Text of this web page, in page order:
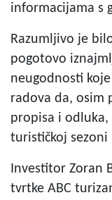
informacijama s
Razumljivo je
pogotovo
neugodnosti
radova da, osim
propisa i
turističkoj sezoni
Investitor Zoran
tvrtke ABC